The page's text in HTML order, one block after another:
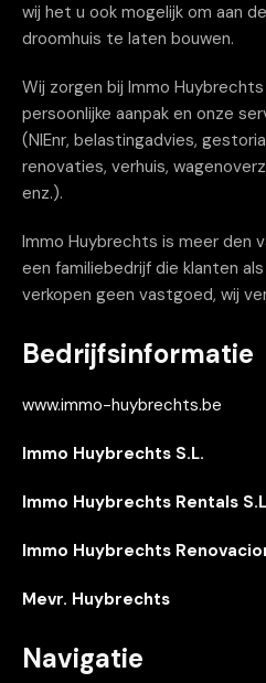
wij het u ook mogelijk om aan
droomhuis te laten bouwen.
Wij zorgen bij Immo
persoonlijke aanpak en onze
(NIEnr, belastingadvies,
renovaties, verhuis,
enz.).
Immo Huybrechts is meer den
een familiebedrijf die klanten
verkopen geen vastgoed, wij
Bedrijfsinformatie
www.immo-huybrechts.be
Immo Huybrechts S.L.
Immo Huybrechts Rentals
Immo Huybrechts
Mevr. Huybrechts
Navigatie